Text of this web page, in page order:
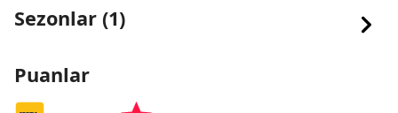
Sezonlar (1)
Puanlar